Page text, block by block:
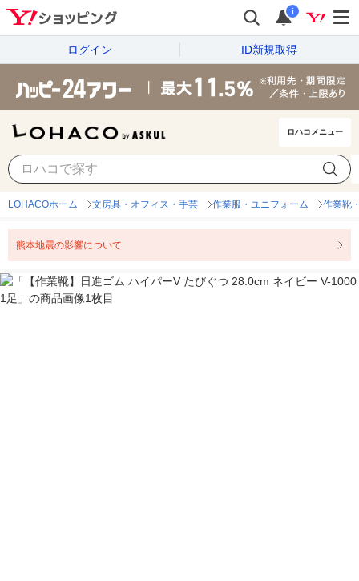
i
ログイン ID新規取得
ロハコメニュー
LOHACOホーム 文房具・オフィス・手芸 作業服・ユニフォーム 作業靴
熊本地震の影響について